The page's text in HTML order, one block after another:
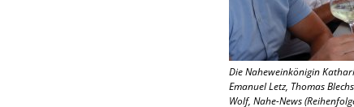
Die Naheweinkönigin
Emanuel Letz, Thomas
Wolf, Nahe-News